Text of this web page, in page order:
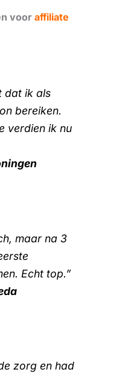
voor affiliate
dat ik als
bereiken.
verdien ik nu
maar na 3
Echt top.”
zorg en had